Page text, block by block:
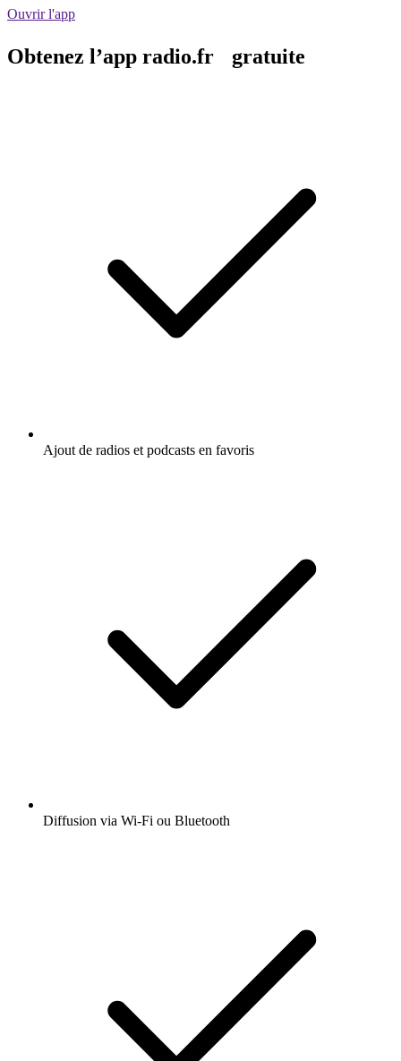
Ouvrir l'app
Obtenez l’app radio.fr gratuite
Ajout de radios et podcasts en favoris
Diffusion via Wi-Fi ou Bluetooth